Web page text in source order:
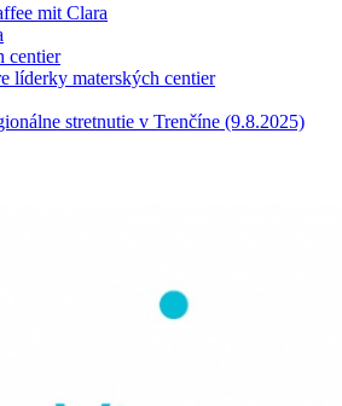
líderky materských centier
stretnutie v Trenčíne (9.8.2025)